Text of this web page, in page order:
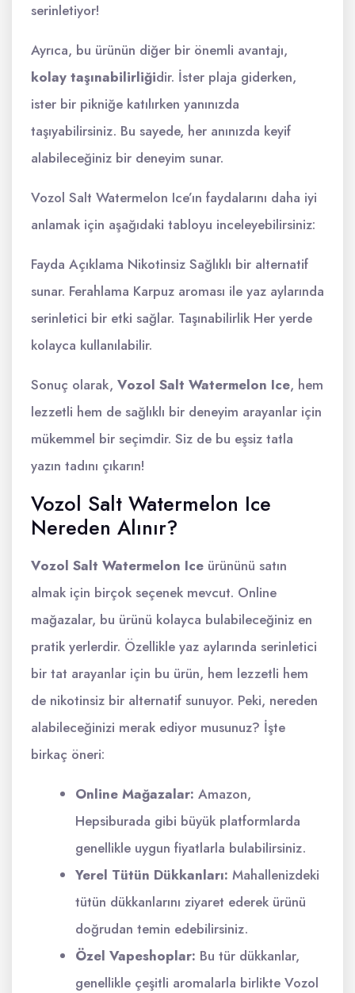
serinletiyor!
Ayrıca, bu ürünün diğer bir önemli avantajı,
kolay taşınabilirliğidir. İster plaja giderken,
ister bir pikniğe katılırken yanınızda
taşıyabilirsiniz. Bu sayede, her anınızda keyif
alabileceğiniz bir deneyim sunar.
Vozol Salt Watermelon Ice’ın faydalarını daha iyi
anlamak için aşağıdaki tabloyu inceleyebilirsiniz:
Fayda Açıklama Nikotinsiz Sağlıklı bir alternatif
sunar. Ferahlama Karpuz aroması ile yaz aylarında
serinletici bir etki sağlar. Taşınabilirlik Her yerde
kolayca kullanılabilir.
Sonuç olarak, Vozol Salt Watermelon Ice, hem
lezzetli hem de sağlıklı bir deneyim arayanlar için
mükemmel bir seçimdir. Siz de bu eşsiz tatla
yazın tadını çıkarın!
Vozol Salt Watermelon Ice
Nereden Alınır?
Vozol Salt Watermelon Ice ürününü satın
almak için birçok seçenek mevcut. Online
mağazalar, bu ürünü kolayca bulabileceğiniz en
pratik yerlerdir. Özellikle yaz aylarında serinletici
bir tat arayanlar için bu ürün, hem lezzetli hem
de nikotinsiz bir alternatif sunuyor. Peki, nereden
alabileceğinizi merak ediyor musunuz? İşte
birkaç öneri:
Online Mağazalar: Amazon,
Hepsiburada gibi büyük platformlarda
genellikle uygun fiyatlarla bulabilirsiniz.
Yerel Tütün Dükkanları: Mahallenizdeki
tütün dükkanlarını ziyaret ederek ürünü
doğrudan temin edebilirsiniz.
Özel Vapeshoplar: Bu tür dükkanlar,
genellikle çeşitli aromalarla birlikte Vozol